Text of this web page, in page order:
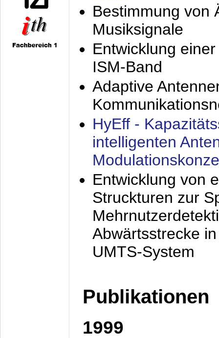
Bestimmung von
Musiksignale
Entwicklung
ISM-Band
Adaptive
HyEff -
intelligenten
Entwicklung von
Struckturen zur
Abwärtsstrecke
UMTS-System
Publikationen
1999